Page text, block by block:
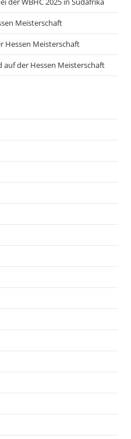
Meisterschaft
Hessen Meisterschaft
auf der Hessen Meisterschaft